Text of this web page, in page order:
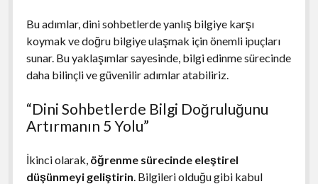
Bu adımlar, dini sohbetlerde yanlış bilgiye karşı
koymak ve doğru bilgiye ulaşmak için önemli ipuçları
sunar. Bu yaklaşımlar sayesinde, bilgi edinme sürecinde
daha bilinçli ve güvenilir adımlar atabiliriz.
“Dini Sohbetlerde Bilgi Doğruluğunu
Artırmanın 5 Yolu”
İkinci olarak, öğrenme sürecinde eleştirel
düşünmeyi geliştirin. Bilgileri olduğu gibi kabul